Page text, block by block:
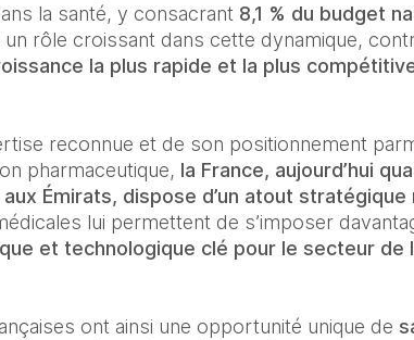
la santé, y consacrant 8,1 % du budget
rôle croissant dans cette dynamique,
la plus rapide et la plus
reconnue et de son positionnement
pharmaceutique, la France, aujourd’hui
Émirats, dispose d’un atout stratégique
lui permettent de s’imposer
et technologique clé pour le secteur
ont ainsi une opportunité unique de